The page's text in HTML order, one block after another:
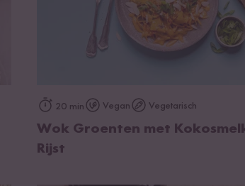
op het
20 min Vegan Vegetarisch
Wok Groenten met
Rijst